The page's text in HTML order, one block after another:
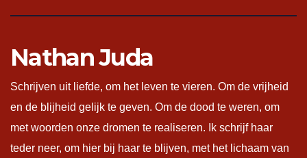
Nathan Juda
Schrijven uit liefde, om het leven te vieren. Om de vrijheid
en de blijheid gelijk te geven. Om de dood te weren, om
met woorden onze dromen te realiseren. Ik schrijf haar
teder neer, om hier bij haar te blijven, met het lichaam van